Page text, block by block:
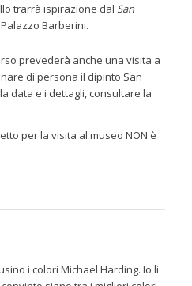
trarrà ispirazione dal San
Barberini.
prevederà anche una visita a
di persona il dipinto San
data e i dettagli, consultare la
per la visita al museo NON è
i colori Michael Harding. Io li